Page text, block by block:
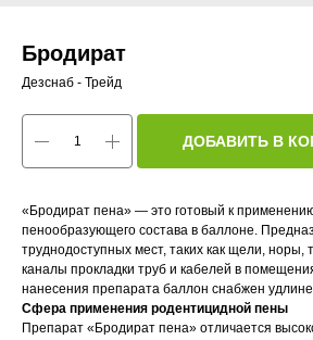
Бродират
Дезснаб - Трейд
ДОБАВИТЬ В
«Бродират пена» — это готовый к
пенообразующего состава в баллоне.
труднодоступных мест, таких как щели, норы,
каналы прокладки труб и кабелей в
нанесения препарата баллон снабжен
Сфера применения родентицидной пены
Препарат «Бродират пена» отличается